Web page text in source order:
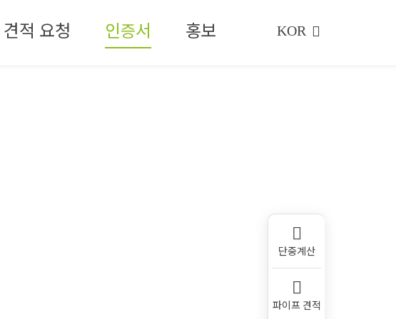
견적 요청 인증서 홍보 KOR
단중계산
파이프 견적